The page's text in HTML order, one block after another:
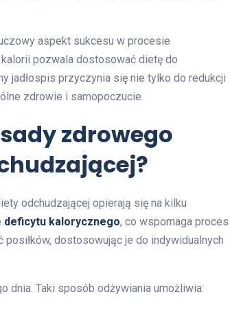
aspekt sukcesu w procesie
pozwala dostosować dietę do
jadłospis przyczynia się nie tylko do redukcji
zdrowie i samopoczucie.
zdrowego
odchudzającej opierają się na kilku
deficytu kalorycznego, co wspomaga proces
posiłków, dostosowując je do indywidualnych
dnia. Taki sposób odżywiania umożliwia: